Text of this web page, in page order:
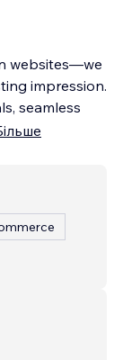
websites—we
impression.
seamless